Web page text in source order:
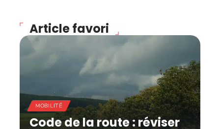
Article favori
MOBILITÉ
Code de la route : réviser